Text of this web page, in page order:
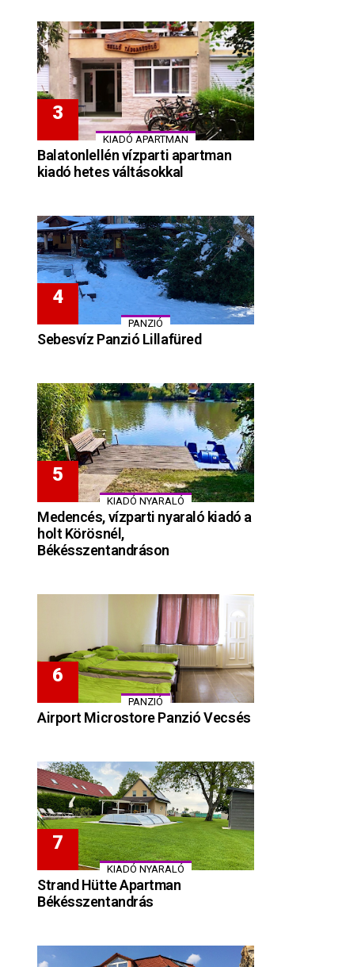
KIADÓ APARTMAN
Balatonlellén vízparti apartman
kiadó hetes váltásokkal
PANZIÓ
Sebesvíz Panzió Lillafüred
KIADÓ NYARALÓ
Medencés, vízparti nyaraló kiadó a
holt Körösnél,
Békésszentandráson
PANZIÓ
Airport Microstore Panzió Vecsés
KIADÓ NYARALÓ
Strand Hütte Apartman
Békésszentandrás